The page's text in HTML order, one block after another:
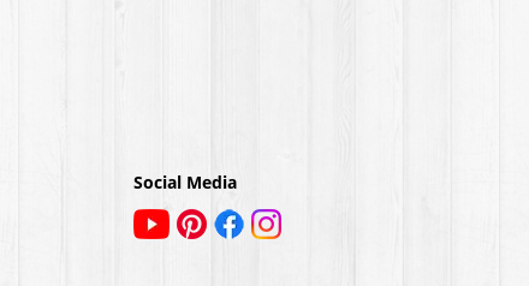
Social Media